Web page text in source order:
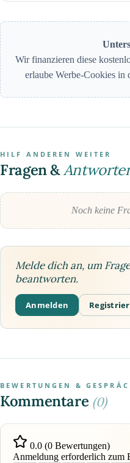
Wir finanzieren diese
erlaube Werbe-Cookies in
HILF ANDEREN WEITER
Fragen &
Noch keine
Melde dich an, um
beantworten.
Anmelden
BEWERTUNGEN &
Kommentare (0)
0.0 (0 Bewertungen)
Anmeldung erforderlich zum